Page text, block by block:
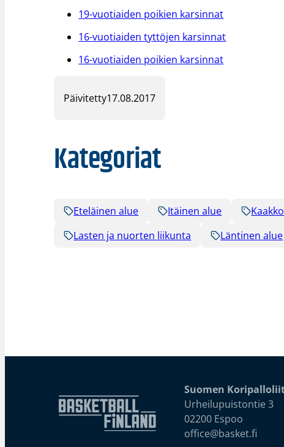
19-vuotiaiden poikien karsinnat
16-vuotiaiden tyttöjen karsinnat
16-vuotiaiden poikien karsinnat
Päivitetty17.08.2017
Kategoriat
Eteläinen alue Itäinen alue
Lasten ja nuorten liikunta
Läntinen alue
Suomen
Urheilupuistontie 3
02200 Espoo
office@basket.fi